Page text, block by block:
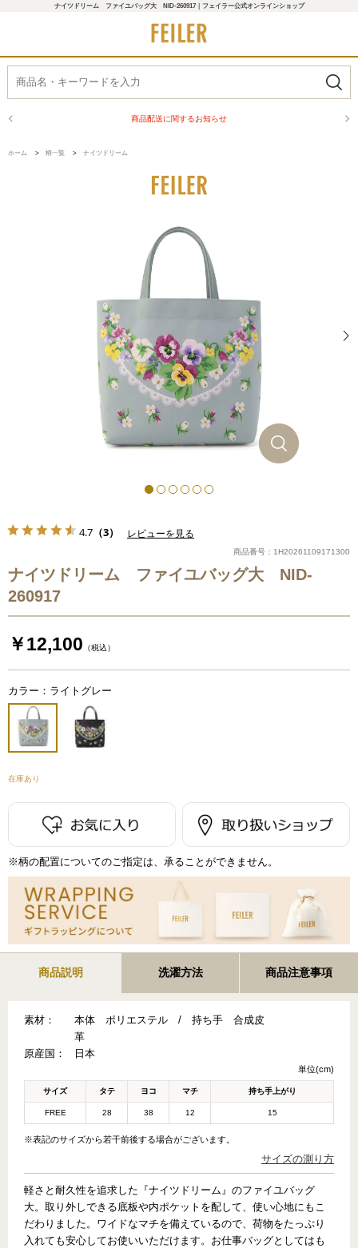
ナイツドリーム ファイユバッグ大 NID-260917｜フェイラー公式オンラインショップ
商品配送に関するお知らせ
ホーム > 柄一覧 > ナイツドリーム
4.7 （3） レビューを見る
商品番号：1H20261109171300
ナイツドリーム ファイユバッグ大 NID-
260917
￥12,100 （税込）
カラー：ライトグレー
在庫あり
※柄の配置についてのご指定は、承ることができません。
商品説明 洗濯方法 商品注意事項
素材：
本体 ポリエステル / 持ち手 合成皮
革
原産国：
日本
単位(cm)
サイズ タテ ヨコ マチ 持ち手上がり
FREE 28 38 12 15
※表記のサイズから若干前後する場合がございます。
サイズの測り方
軽さと耐久性を追求した『ナイツドリーム』のファイユバッグ
大。取り外しできる底板や内ポケットを配して、使い心地にもこ
だわりました。ワイドなマチを備えているので、荷物をたっぷり
入れても安心してお使いいただけます。お仕事バッグとしてはも